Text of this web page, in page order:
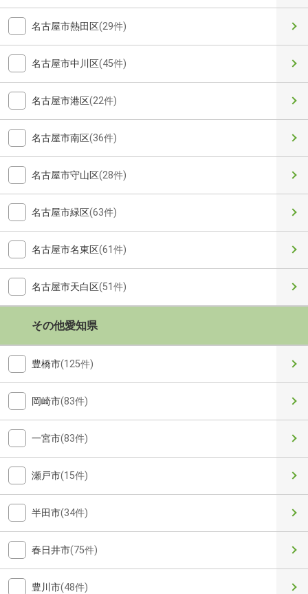
名古屋市熱田区(29件)
名古屋市中川区(45件)
名古屋市港区(22件)
名古屋市南区(36件)
名古屋市守山区(28件)
名古屋市緑区(63件)
名古屋市名東区(61件)
名古屋市天白区(51件)
その他愛知県
豊橋市(125件)
岡崎市(83件)
一宮市(83件)
瀬戸市(15件)
半田市(34件)
春日井市(75件)
豊川市(48件)